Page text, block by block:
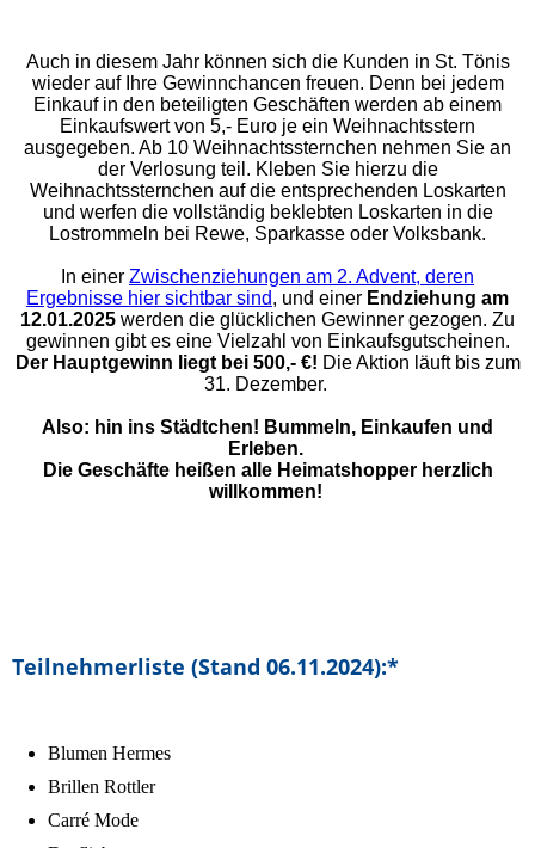
Auch in diesem Jahr können sich die Kunden in St. Tönis
wieder auf Ihre Gewinnchancen freuen. Denn bei jedem
Einkauf in den beteiligten Geschäften werden ab einem
Einkaufswert von 5,- Euro je ein Weihnachtsstern
ausgegeben. Ab 10 Weihnachtssternchen nehmen Sie an
der Verlosung teil. Kleben Sie hierzu die
Weihnachtssternchen auf die entsprechenden Loskarten
und werfen die vollständig beklebten Loskarten in die
Lostrommeln bei Rewe, Sparkasse oder Volksbank.
In einer Zwischenziehungen am 2. Advent, deren
Ergebnisse hier sichtbar sind, und einer Endziehung am
12.01.2025 werden die glücklichen Gewinner gezogen. Zu
gewinnen gibt es eine Vielzahl von Einkaufsgutscheinen.
Der Hauptgewinn liegt bei 500,- €! Die Aktion läuft bis zum
31. Dezember.
Also: hin ins Städtchen! Bummeln, Einkaufen und
Erleben.
Die Geschäfte heißen alle Heimatshopper herzlich
willkommen!
Teilnehmerliste (Stand 06.11.2024):*
Blumen Hermes
Brillen Rottler
Carré Mode